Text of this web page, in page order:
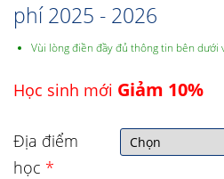
phí 2025 - 2026
Vùi lòng điền đầy đủ thông tin bên dưới
Học sinh mới Giảm 10%
Địa điểm
học *